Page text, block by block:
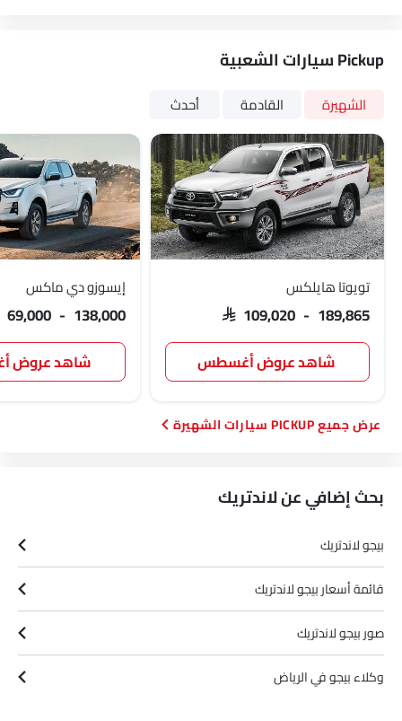
Pickup سيارات الشعبية
الشهيرة القادمة أحدث
تويوتا هايلكس
SAR 109,020 - 189,865
شاهد عروض أغسطس
إيسوزو دي ماكس
69,000 - 138,000
شاهد عروض
PICKUP سيارات الشهيرة
بحث إضافي عن لاندتريك
بيجو لاندتريك
قائمة أسعار بيجو لاندتريك
صور بيجو لاندتريك
وكلاء بيجو في الرياض‎